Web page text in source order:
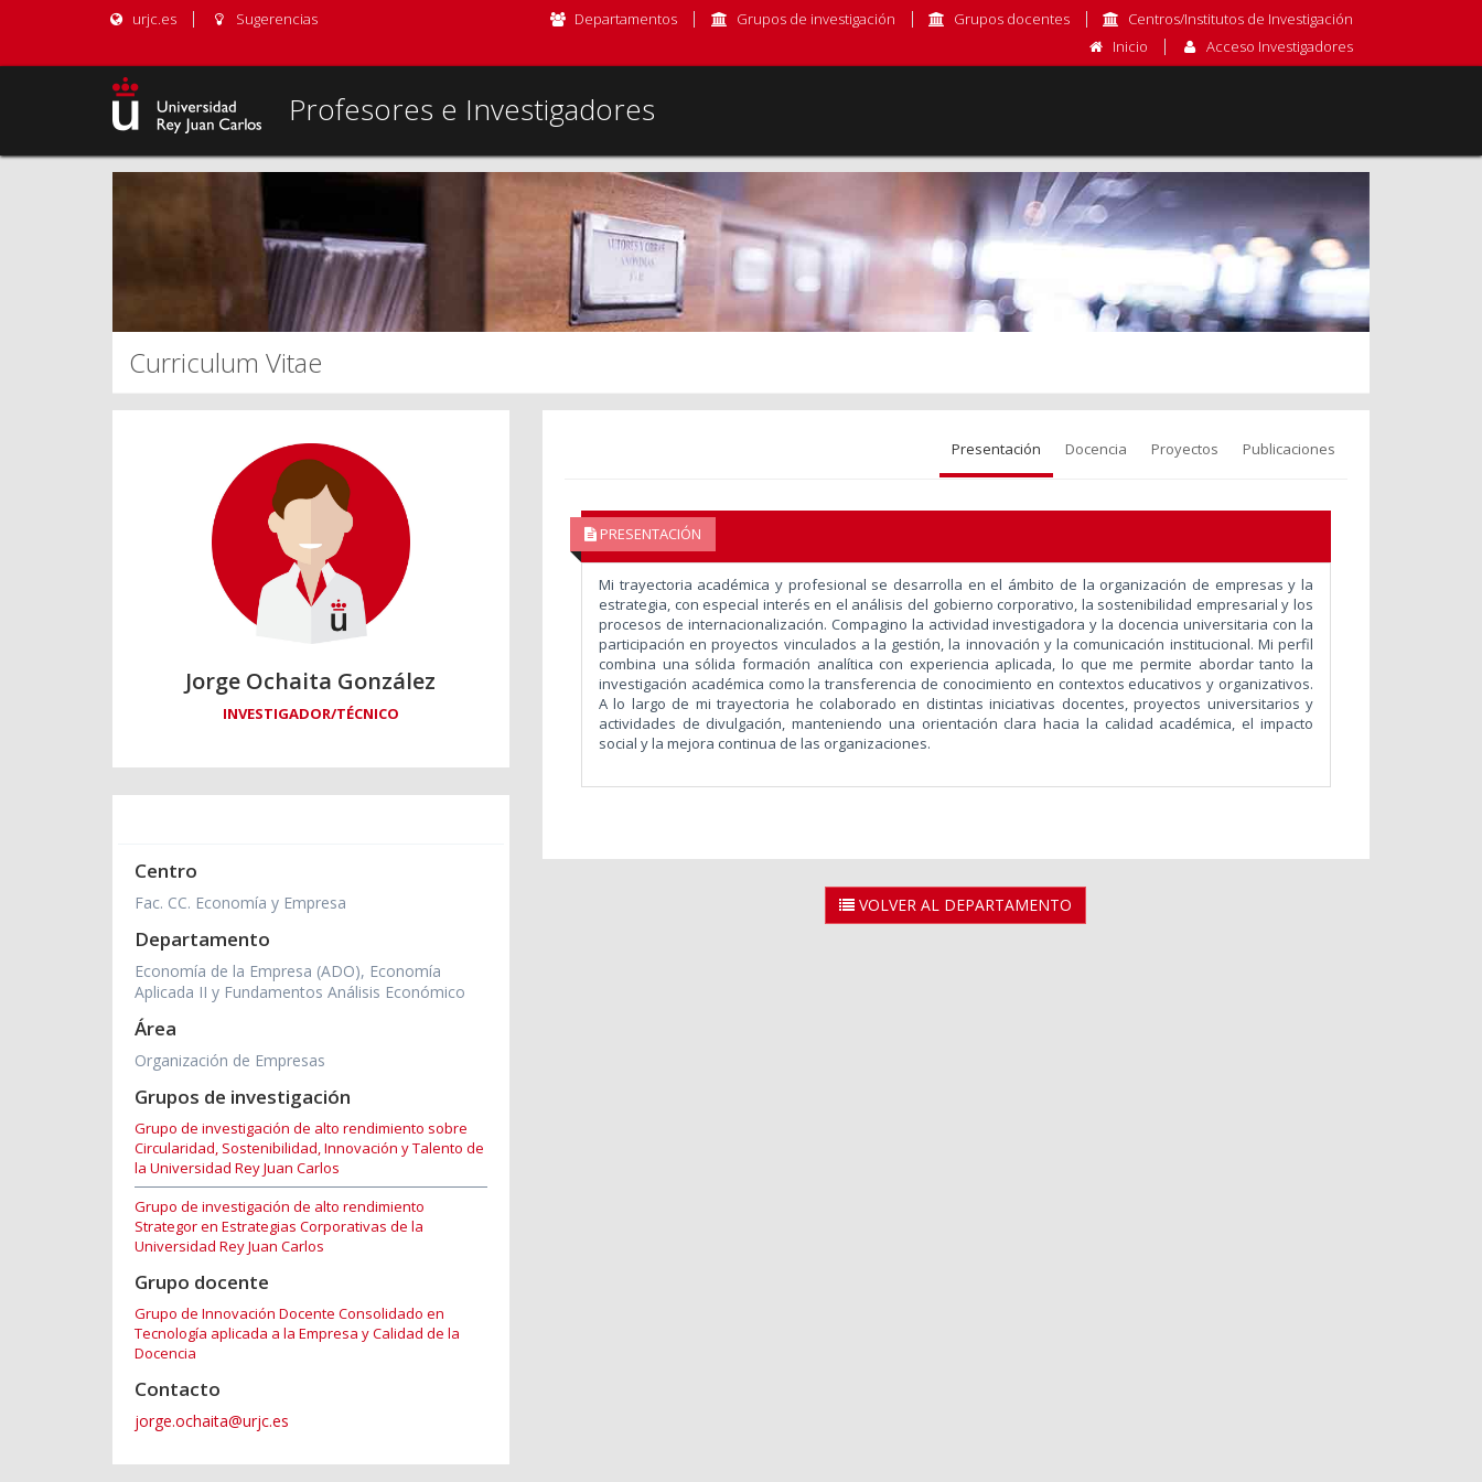
urjc.es Sugerencias Departamentos Grupos de investigación Grupos docentes
Centros/Institutos de Investigación
Inicio
Acceso Investigadores
Profesores e Investigadores
Curriculum Vitae
Jorge Ochaita González
INVESTIGADOR/TÉCNICO
Centro
Fac. CC. Economía y Empresa
Departamento
Economía de la Empresa (ADO), Economía
Aplicada II y Fundamentos Análisis Económico
Área
Organización de Empresas
Grupos de investigación
Grupo de investigación de alto rendimiento sobre
Circularidad, Sostenibilidad, Innovación y Talento de
la Universidad Rey Juan Carlos
Grupo de investigación de alto rendimiento
Strategor en Estrategias Corporativas de la
Universidad Rey Juan Carlos
Grupo docente
Grupo de Innovación Docente Consolidado en
Tecnología aplicada a la Empresa y Calidad de la
Docencia
Contacto
jorge.ochaita@urjc.es
Presentación Docencia Proyectos Publicaciones
PRESENTACIÓN
Mi trayectoria académica y profesional se desarrolla en el ámbito de la organización de empresas y la
estrategia, con especial interés en el análisis del gobierno corporativo, la sostenibilidad empresarial y los
procesos de internacionalización. Compagino la actividad investigadora y la docencia universitaria con la
participación en proyectos vinculados a la gestión, la innovación y la comunicación institucional. Mi perfil
combina una sólida formación analítica con experiencia aplicada, lo que me permite abordar tanto la
investigación académica como la transferencia de conocimiento en contextos educativos y organizativos.
A lo largo de mi trayectoria he colaborado en distintas iniciativas docentes, proyectos universitarios y
actividades de divulgación, manteniendo una orientación clara hacia la calidad académica, el impacto
social y la mejora continua de las organizaciones.
VOLVER AL DEPARTAMENTO